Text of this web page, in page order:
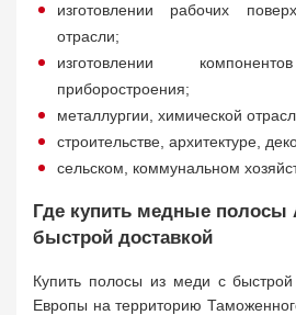
изготовлении рабочих
отрасли;
изготовлении
приборостроения;
металлургии, химической
строительстве, архитектуре,
сельском, коммунальном
Где купить медные полосы
быстрой доставкой
Купить полосы из меди с
Европы на территорию